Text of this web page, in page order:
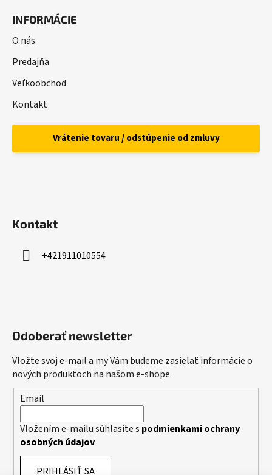
INFORMÁCIE
O nás
Predajňa
Veľkoobchod
Kontakt
Vrátenie tovaru / odstúpenie od zmluvy
Kontakt
+421911010554
Odoberať newsletter
Vložte svoj e-mail a my Vám budeme zasielať informácie o
nových produktoch na našom e-shope.
Email
Vložením e-mailu súhlasíte s podmienkami ochrany
osobných údajov
PRIHLÁSIŤ SA